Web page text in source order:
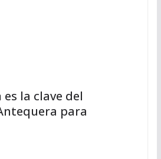
la clave del
para